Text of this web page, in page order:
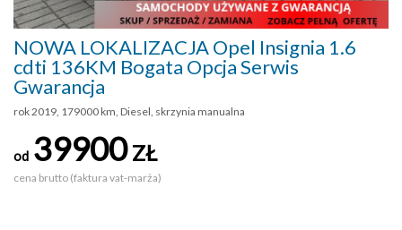
NOWA LOKALIZACJA Opel Insignia 1.6
cdti 136KM Bogata Opcja Serwis
Gwarancja
rok 2019, 179000 km, Diesel, skrzynia manualna
od 39900ZŁ
cena brutto (faktura vat-marża)